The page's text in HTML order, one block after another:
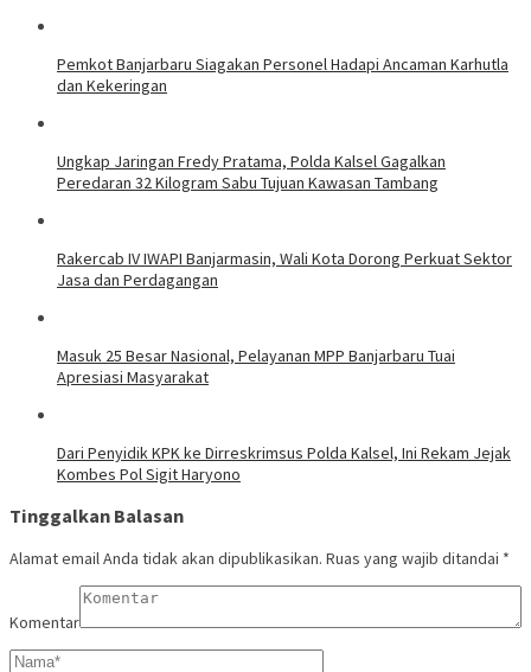
Pemkot Banjarbaru Siagakan Personel Hadapi Ancaman Karhutla
dan Kekeringan
Ungkap Jaringan Fredy Pratama, Polda Kalsel Gagalkan
Peredaran 32 Kilogram Sabu Tujuan Kawasan Tambang
Rakercab IV IWAPI Banjarmasin, Wali Kota Dorong Perkuat Sektor
Jasa dan Perdagangan
Masuk 25 Besar Nasional, Pelayanan MPP Banjarbaru Tuai
Apresiasi Masyarakat
Dari Penyidik KPK ke Dirreskrimsus Polda Kalsel, Ini Rekam Jejak
Kombes Pol Sigit Haryono
Tinggalkan Balasan
Alamat email Anda tidak akan dipublikasikan. Ruas yang wajib ditandai *
Komentar